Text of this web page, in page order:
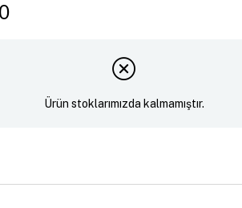
Ürün stoklarımızda kalmamıştır.